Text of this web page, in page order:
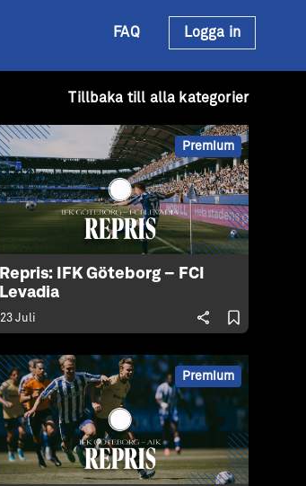
FAQ Logga in
Tillbaka till alla kategorier
Premium
Repris: IFK Göteborg – FCI
Levadia
23 Juli
Premium